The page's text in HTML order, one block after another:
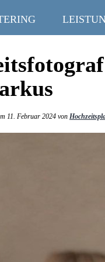
11. Februar 2024 von